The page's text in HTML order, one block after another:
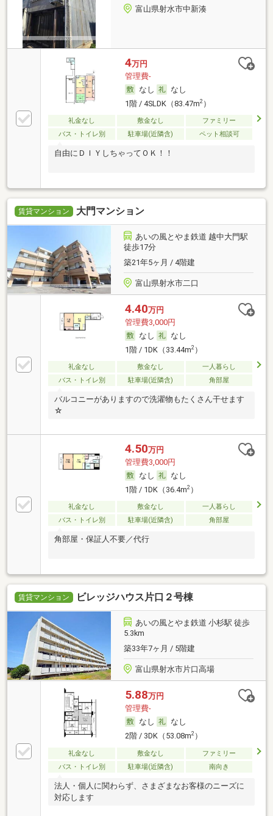
富山県射水市中新湊
4万円
管理費-
なし
なし
1階 / 4SLDK（83.47m2）
礼金なし 敷金なし
ファミリー
バス・トイレ別
駐車場(近隣含) ペット相談可
自由にＤＩＹしちゃってＯＫ！！
賃貸マンション 大門マンション
あいの風とやま鉄道 越中大門駅
徒歩17分
築21年5ヶ月 / 4階建
富山県射水市二口
4.40万円
管理費3,000円
なし
なし
1階 / 1DK（33.44m2）
礼金なし 敷金なし
一人暮らし
バス・トイレ別
駐車場(近隣含) 角部屋
バルコニーがありますので洗濯物もたくさん干せます
☆
4.50万円
管理費3,000円
なし
なし
1階 / 1DK（36.4m2）
礼金なし 敷金なし
一人暮らし
バス・トイレ別
駐車場(近隣含) 角部屋
角部屋・保証人不要／代行
賃貸マンション ビレッジハウス片口２号棟
あいの風とやま鉄道 小杉駅 徒歩
5.3km
築33年7ヶ月 / 5階建
富山県射水市片口高場
5.88万円
管理費-
なし
なし
2階 / 3DK（53.08m2）
礼金なし 敷金なし
ファミリー
バス・トイレ別
駐車場(近隣含) 南向き
法人・個人に関わらず、さまざまなお客様のニーズに
対応します